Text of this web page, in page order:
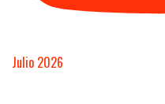
Julio 2026